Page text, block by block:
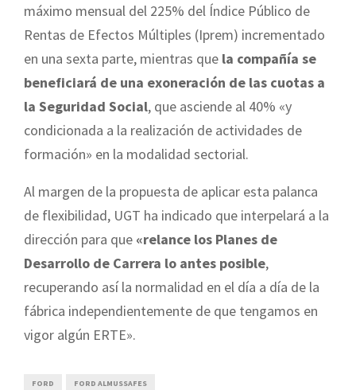
máximo mensual del 225% del Índice Público de
Rentas de Efectos Múltiples (Iprem) incrementado
en una sexta parte, mientras que la compañía se
beneficiará de una exoneración de las cuotas a
la Seguridad Social, que asciende al 40% «y
condicionada a la realización de actividades de
formación» en la modalidad sectorial.
Al margen de la propuesta de aplicar esta palanca
de flexibilidad, UGT ha indicado que interpelará a la
dirección para que «relance los Planes de
Desarrollo de Carrera lo antes posible,
recuperando así la normalidad en el día a día de la
fábrica independientemente de que tengamos en
vigor algún ERTE».
FORD FORD ALMUSSAFES